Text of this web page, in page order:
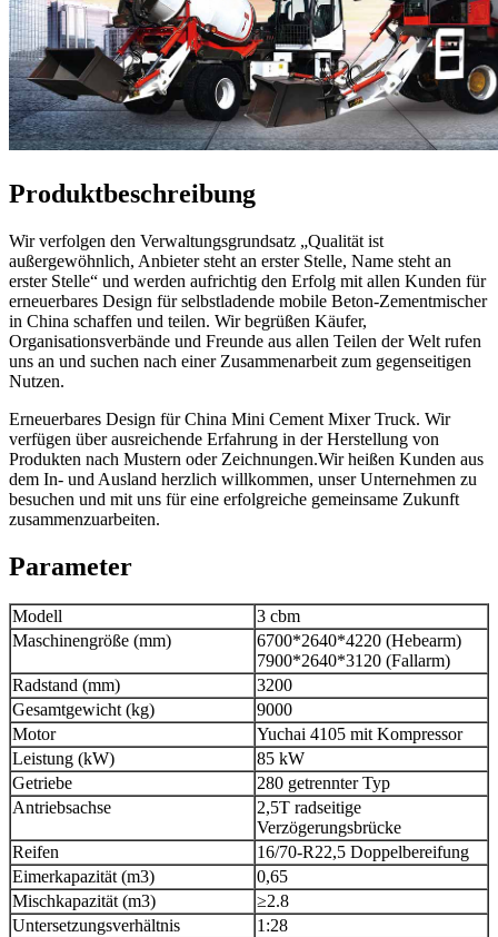
Produktbeschreibung
Wir verfolgen den Verwaltungsgrundsatz „Qualität ist
außergewöhnlich, Anbieter steht an erster Stelle, Name steht an
erster Stelle“ und werden aufrichtig den Erfolg mit allen Kunden für
erneuerbares Design für selbstladende mobile Beton-Zementmischer
in China schaffen und teilen. Wir begrüßen Käufer,
Organisationsverbände und Freunde aus allen Teilen der Welt rufen
uns an und suchen nach einer Zusammenarbeit zum gegenseitigen
Nutzen.
Erneuerbares Design für China Mini Cement Mixer Truck. Wir
verfügen über ausreichende Erfahrung in der Herstellung von
Produkten nach Mustern oder Zeichnungen.Wir heißen Kunden aus
dem In- und Ausland herzlich willkommen, unser Unternehmen zu
besuchen und mit uns für eine erfolgreiche gemeinsame Zukunft
zusammenzuarbeiten.
Parameter
Modell
3 cbm
Maschinengröße (mm)
6700*2640*4220 (Hebearm)
7900*2640*3120 (Fallarm)
Radstand (mm)
3200
Gesamtgewicht (kg)
9000
Motor
Yuchai 4105 mit Kompressor
Leistung (kW)
85 kW
Getriebe
280 getrennter Typ
Antriebsachse
2,5T radseitige
Verzögerungsbrücke
Reifen
16/70-R22,5 Doppelbereifung
Eimerkapazität (m3)
0,65
Mischkapazität (m3)
≥2.8
Untersetzungsverhältnis
1:28